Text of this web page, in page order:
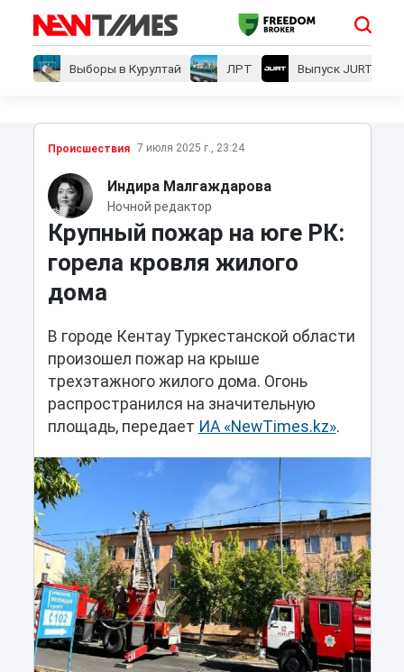
Выборы в Курултай ЛРТ Выпуск JURT
Проиcшествия 7 июля 2025 г., 23:24
Индира Малгаждарова
Ночной редактор
Крупный пожар на юге РК:
горела кровля жилого
дома
В городе Кентау Туркестанской области
произошел пожар на крыше
трехэтажного жилого дома. Огонь
распространился на значительную
площадь, передает ИА «NewTimes.kz».